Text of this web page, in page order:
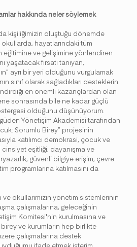
hakkında neler söylemek
kişiliğimizin oluştuğu dönemde
okullarda, hayatlarındaki tüm
eğitimine ve gelişimine yönlendiren
yaşatacak fırsatı tanıyan,
ayrı bir yeri olduğunu vurgulamak
sınıf olarak sağladıkları desteklerin
en önemli kazançlardan olan
sonrasında bile ne kadar güçlü
olduğunu düşünüyorum.
Yönetişim Akademisi tarafından
Sorumlu Birey” projesinin
katılımcı demokrasi, çocuk ve
eşitliği, dayanışma ve
güvenli bilgiye erişim, çevre
programlarına katılmasını da
ve okullarımızın yönetim sistemlerinin
çalışmalarına, geleceğinin
Komitesi'nin kurulmasına ve
ve kurumların hep birlikte
çalışmalarına destek